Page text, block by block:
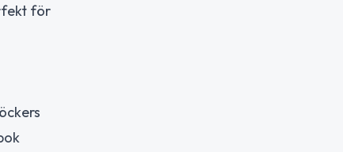
för